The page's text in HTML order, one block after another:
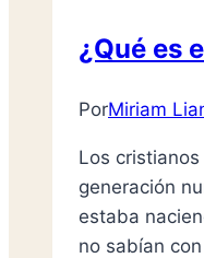
¿Qué es
PorMiriam
Los
generación
estaba
no sabían